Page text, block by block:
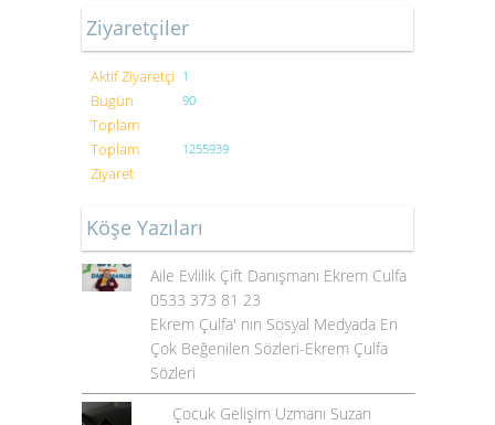
Ziyaretçiler
Aktif Ziyaretçi 1
Bugün
Toplam
90
Toplam
Ziyaret
1255939
Köşe Yazıları
Aile Evlilik Çift Danışmanı Ekrem Culfa
0533 373 81 23
Ekrem Çulfa' nın Sosyal Medyada En
Çok Beğenilen Sözleri-Ekrem Çulfa
Sözleri
Çocuk Gelişim Uzmanı Suzan